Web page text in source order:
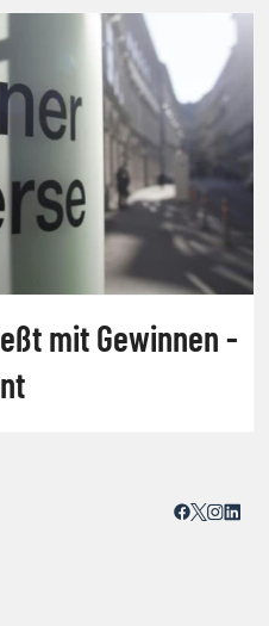
mit Gewinnen -